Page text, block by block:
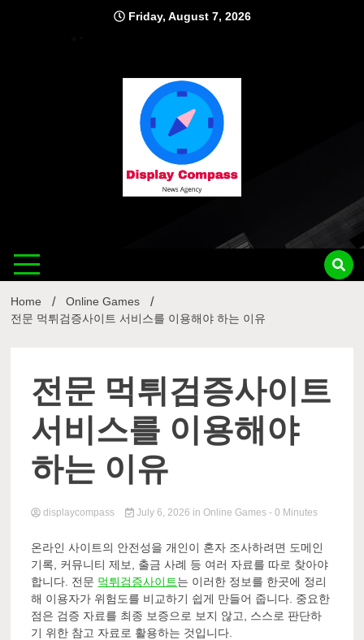
Friday, August 7, 2026
Home
Online Games
전문 먹튀검증사이트 서비스를 이용해야 하는 이유
전문 먹튀검증사이트
서비스를 이용해야
하는 이유
displaycompass July 6, 2026 in Online Games - 0 Minutes
온라인 사이트의 안전성을 개인이 혼자 조사하려면 도메인
기록, 커뮤니티 제보, 출금 사례 등 여러 자료를 따로 찾아야
합니다. 전문 먹튀검증사이트는 이러한 정보를 한곳에 정리
해 이용자가 위험도를 비교하기 쉽게 만들어 줍니다. 중요한
점은 검증 자료를 최종 보증으로 보지 않고, 스스로 판단하
기 위한 참고 자료로 활용하는 것입니다.